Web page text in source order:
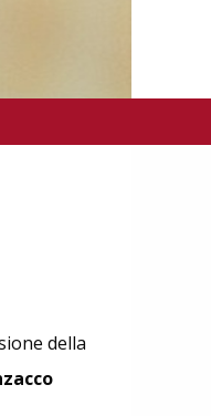
della